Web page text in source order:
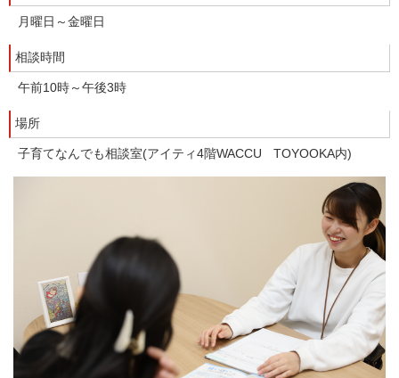
月曜日～金曜日
相談時間
午前10時～午後3時
場所
子育てなんでも相談室(アイティ4階WACCU TOYOOKA内)